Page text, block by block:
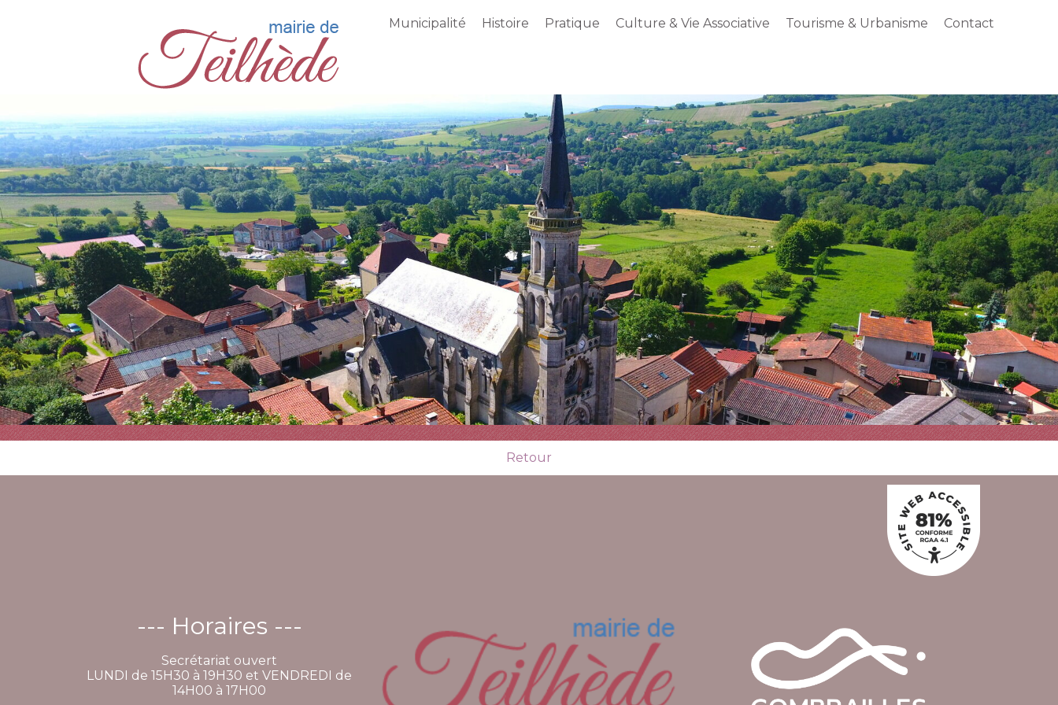
Municipalité Histoire Pratique Culture & Vie Associative Tourisme & Urbanisme Contact
Retour
--- Horaires ---
Secrétariat ouvert
LUNDI de 15H30 à 19H30 et VENDREDI de
14H00 à 17H00